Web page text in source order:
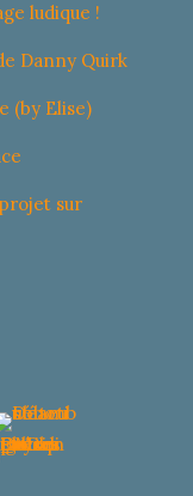
ludique !
Danny Quirk
(by Elise)
sur